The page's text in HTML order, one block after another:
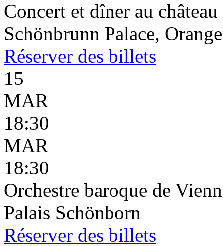
Concert et dîner au
Schönbrunn Palace,
Réserver des billets
15
MAR
18:30
MAR
18:30
Orchestre baroque de
Palais Schönborn
Réserver des billets